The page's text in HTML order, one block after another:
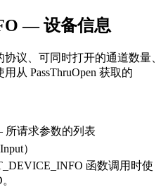
— 设备信息
议、可同时打开的通道数量、
从 PassThruOpen 获取的
所请求参数的列表
）
函数调用时使